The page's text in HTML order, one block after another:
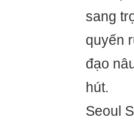
sang
quyến
đạo
hút.
Seoul